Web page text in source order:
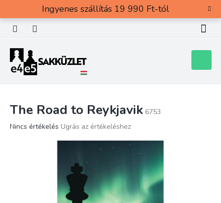
tartalomhoz
Ingyenes szállítás 19 990 Ft-tól
The Road to Reykjavik 6753
A
Nincs értékelés Ugrás az értékeléshez